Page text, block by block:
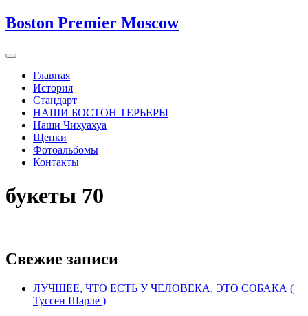
Boston Premier Moscow
Главная
История
Стандарт
НАШИ БОСТОН ТЕРЬЕРЫ
Наши Чихуахуа
Щенки
Фотоальбомы
Контакты
букеты 70
Свежие записи
ЛУЧШЕЕ, ЧТО ЕСТЬ У ЧЕЛОВЕКА, ЭТО СОБАКА (
Туссен Шарле )